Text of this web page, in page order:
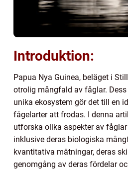
Introduktion:
Papua Nya Guinea, beläget i
otrolig mångfald av fåglar.
unika ekosystem gör det till en
fågelarter att frodas. I denna
utforska olika aspekter av
inklusive deras biologiska
kvantitativa mätningar, deras
genomgång av deras fördelar